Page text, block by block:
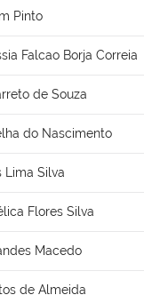
Pinto
Falcao Borja Correia
de Souza
do Nascimento
Lima Silva
Flores Silva
Macedo
de Almeida